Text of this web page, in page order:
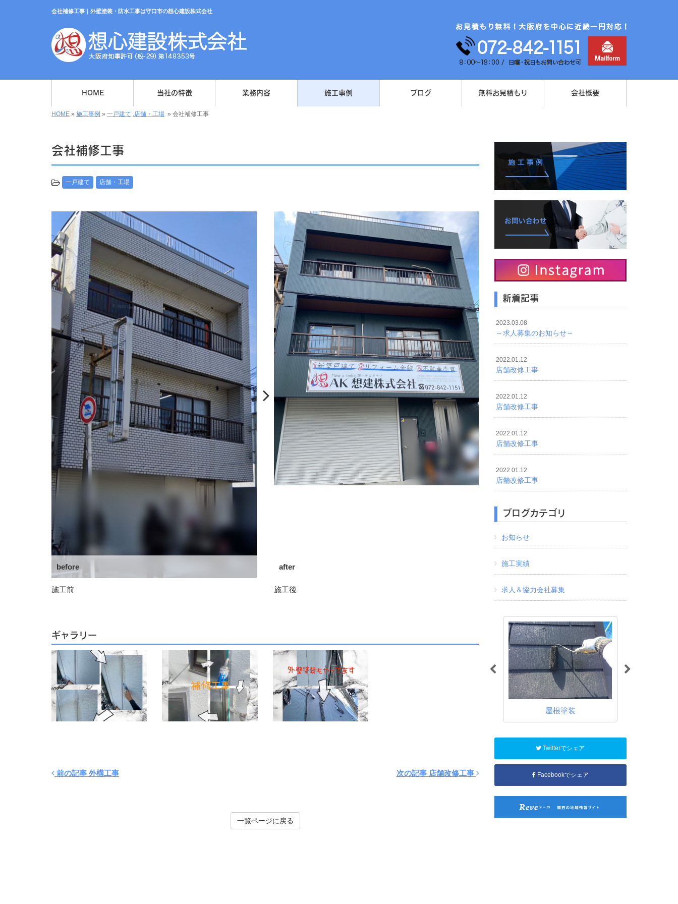
会社補修工事｜外壁塗装・防水工事は守口市の想心建設株式会社
HOME 当社の特徴 業務内容 施工事例 ブログ 無料お見積もり 会社概要
HOME » 施工事例 » 一戸建て ,店舗・工場 » 会社補修工事
会社補修工事
一戸建て 店舗・工場
before
施工前
after
施工後
ギャラリー
前の記事 外構工事 次の記事 店舗改修工事
一覧ページに戻る
新着記事
2023.03.08
～求人募集のお知らせ～
2022.01.12
店舗改修工事
2022.01.12
店舗改修工事
2022.01.12
店舗改修工事
2022.01.12
店舗改修工事
ブログカテゴリ
お知らせ
施工実績
求人＆協力会社募集
その他工事 屋根塗装
Twitterでシェア
Facebookでシェア